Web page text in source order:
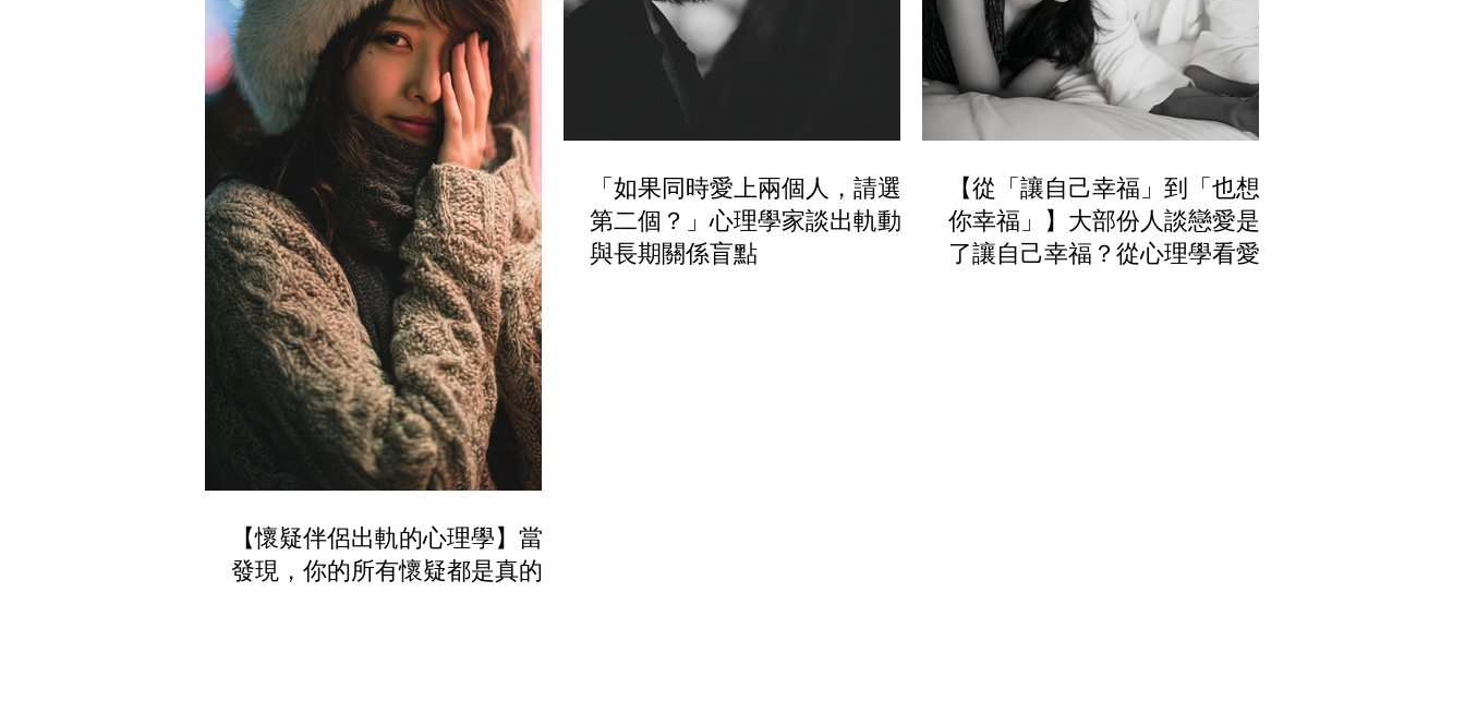
【懷疑伴侶出軌的心理學】當你
發現，你的所有懷疑都是真的
「如果同時愛上兩個人，請選擇
第二個？」心理學家談出軌動機
與長期關係盲點
【從「讓自己幸福」到「也想讓
你幸福」】大部份人談戀愛是為
了讓自己幸福？從心理學看愛情